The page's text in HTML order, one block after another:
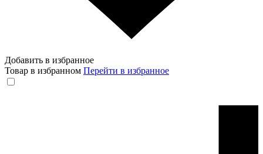
Добавить в избранное
Товар в избранном Перейти в избранное